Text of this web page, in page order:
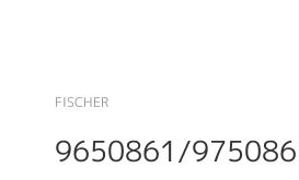
FISCHER
9650861/